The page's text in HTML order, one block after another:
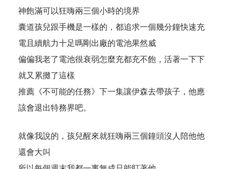
神飽滿可以狂嗨兩三個小時的境界
囊道孩兒跟手機是一樣的，都追求一個幾分鐘快速充
電且續航力十足嗎剛出廠的電池果然威
偏偏我老了電池很衰弱怎麼充都充不飽，活著一下下
就又累攤了這樣
推薦《不可能的任務》下一集讓伊森去帶孩子，他應
該會退出特務界吧。
就像我說的，孩兒醒來就狂嗨兩三個鐘頭沒人陪他他
還會大叫